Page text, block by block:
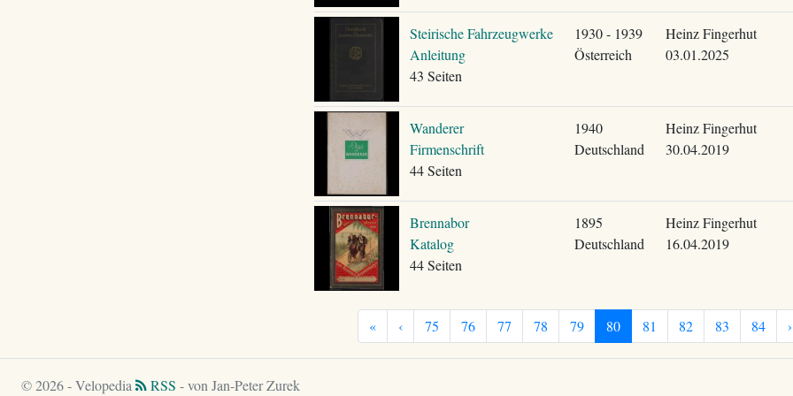
Steirische Fahrzeugwerke
Anleitung
43 Seiten
1930 - 1939
Österreich
Heinz Fingerhut
03.01.2025
Wanderer
Firmenschrift
44 Seiten
1940
Deutschland
Heinz Fingerhut
30.04.2019
Brennabor
Katalog
44 Seiten
1895
Deutschland
Heinz Fingerhut
16.04.2019
« ‹ 75 76 77 78 79 80 81 82 83 84 ›
© 2026 - Velopedia RSS - von Jan-Peter Zurek